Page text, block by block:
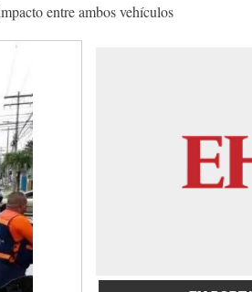
entre ambos vehículos